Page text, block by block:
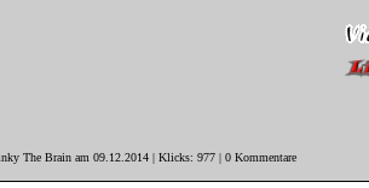
The Brain am 09.12.2014 | Klicks: 977 | 0 Kommentare